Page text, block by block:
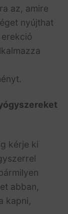
az, amire
nyújthat
kérje ki
abban,
kapni,